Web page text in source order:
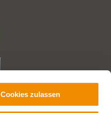
Cookies zulassen